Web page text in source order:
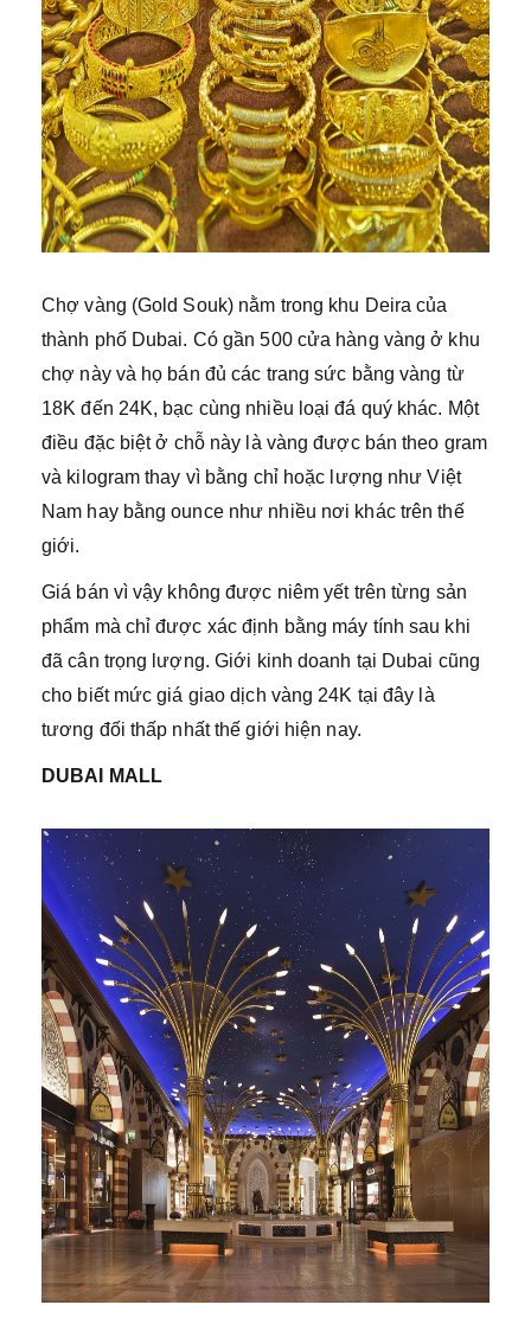
Chợ vàng (Gold Souk) nằm trong khu Deira của
thành phố Dubai. Có gần 500 cửa hàng vàng ở khu
chợ này và họ bán đủ các trang sức bằng vàng từ
18K đến 24K, bạc cùng nhiều loại đá quý khác. Một
điều đặc biệt ở chỗ này là vàng được bán theo gram
và kilogram thay vì bằng chỉ hoặc lượng như Việt
Nam hay bằng ounce như nhiều nơi khác trên thế
giới.
Giá bán vì vậy không được niêm yết trên từng sản
phẩm mà chỉ được xác định bằng máy tính sau khi
đã cân trọng lượng. Giới kinh doanh tại Dubai cũng
cho biết mức giá giao dịch vàng 24K tại đây là
tương đối thấp nhất thế giới hiện nay.
DUBAI MALL